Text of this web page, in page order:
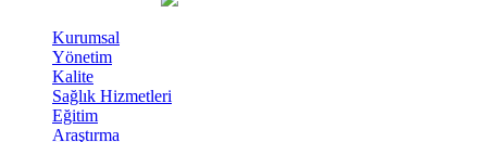
Kurumsal
Yönetim
Kalite
Sağlık Hizmetleri
Eğitim
Araştırma